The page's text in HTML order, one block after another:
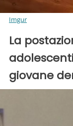
Imgur
La
giovane